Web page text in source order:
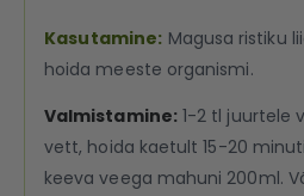
Kasutamine: Magusa ristiku
hoida meeste organismi.
Valmistamine:1-2 tl juurtele
vett, hoida kaetult 15-20
keeva veega mahuni 200ml.